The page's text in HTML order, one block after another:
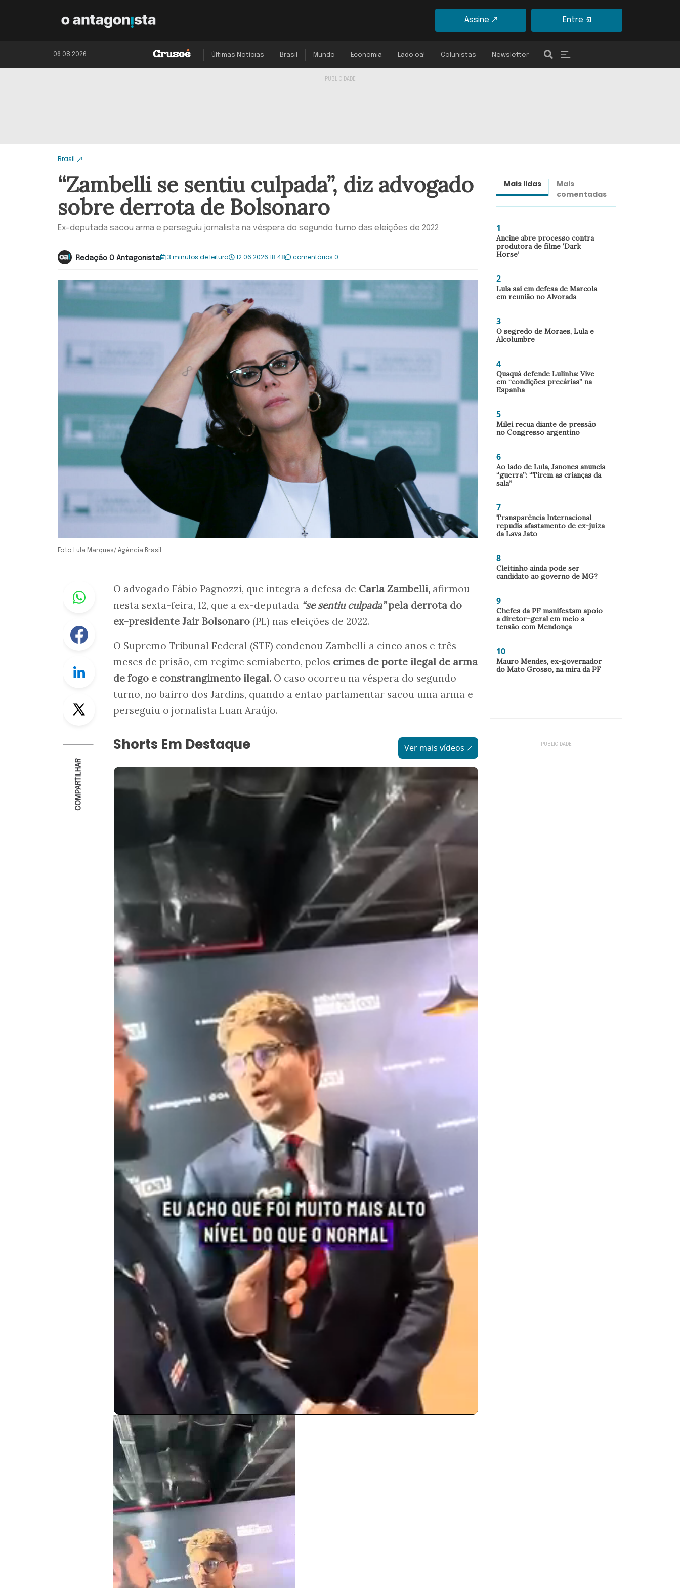
Assine Entre
06.08.2026 Últimas Notícias Brasil Mundo Economia Lado oa! Colunistas Newsletter
Brasil
“Zambelli se sentiu culpada”, diz advogado
sobre derrota de Bolsonaro
Ex-deputada sacou arma e perseguiu jornalista na véspera do segundo turno das eleições de 2022
Redação O Antagonista 3 minutos de leitura 12.06.2026 18:48 comentários 0
Foto Lula Marques/ Agência Brasil
Whastapp
Facebook
Linkedin
Twitter
COMPARTILHAR
O advogado Fábio Pagnozzi, que integra a defesa de Carla Zambelli, afirmou
nesta sexta-feira, 12, que a ex-deputada “se sentiu culpada”pela derrota do
ex-presidente Jair Bolsonaro (PL) nas eleições de 2022.
O Supremo Tribunal Federal (STF) condenou Zambelli a cinco anos e três
meses de prisão, em regime semiaberto, pelos crimes de porte ilegal de arma
de fogo e constrangimento ilegal. O caso ocorreu na véspera do segundo
turno, no bairro dos Jardins, quando a então parlamentar sacou uma arma e
perseguiu o jornalista Luan Araújo.
Shorts Em Destaque Ver mais vídeos
Mais lidas
Mais
comentadas
1
Ancine abre processo contra
produtora de filme ‘Dark
Horse’
2
Lula sai em defesa de Marcola
em reunião no Alvorada
3
O segredo de Moraes, Lula e
Alcolumbre
4
Quaquá defende Lulinha: Vive
em “condições precárias” na
Espanha
5
Milei recua diante de pressão
no Congresso argentino
6
Ao lado de Lula, Janones anuncia
“guerra”: “Tirem as crianças da
sala”
7
Transparência Internacional
repudia afastamento de ex-juíza
da Lava Jato
8
Cleitinho ainda pode ser
candidato ao governo de MG?
9
Chefes da PF manifestam apoio
a diretor-geral em meio a
tensão com Mendonça
10
Mauro Mendes, ex-governador
do Mato Grosso, na mira da PF